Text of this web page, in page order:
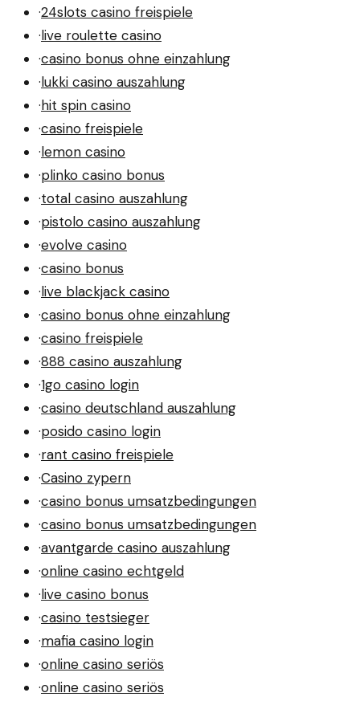
·24slots casino freispiele
·live roulette casino
·casino bonus ohne einzahlung
·lukki casino auszahlung
·hit spin casino
·casino freispiele
·lemon casino
·plinko casino bonus
·total casino auszahlung
·pistolo casino auszahlung
·evolve casino
·casino bonus
·live blackjack casino
·casino bonus ohne einzahlung
·casino freispiele
·888 casino auszahlung
·1go casino login
·casino deutschland auszahlung
·posido casino login
·rant casino freispiele
·Casino zypern
·casino bonus umsatzbedingungen
·casino bonus umsatzbedingungen
·avantgarde casino auszahlung
·online casino echtgeld
·live casino bonus
·casino testsieger
·mafia casino login
·online casino seriös
·online casino seriös